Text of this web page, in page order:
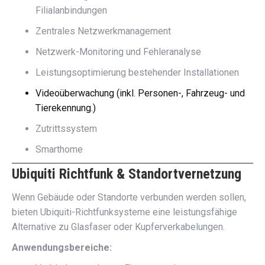
Filialanbindungen
Zentrales Netzwerkmanagement
Netzwerk-Monitoring und Fehleranalyse
Leistungsoptimierung bestehender Installationen
Videoüberwachung (inkl. Personen-, Fahrzeug- und
Tierekennung.)
Zutrittssystem
Smarthome
Ubiquiti Richtfunk & Standortvernetzung
Wenn Gebäude oder Standorte verbunden werden sollen,
bieten Ubiquiti-Richtfunksysteme eine leistungsfähige
Alternative zu Glasfaser oder Kupferverkabelungen.
Anwendungsbereiche: